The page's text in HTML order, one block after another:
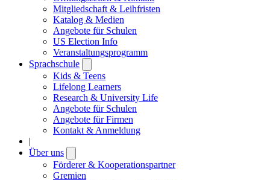
Mitgliedschaft & Leihfristen
Katalog & Medien
Angebote für Schulen
US Election Info
Veranstaltungsprogramm
Sprachschule
submenu
Kids & Teens
Lifelong Learners
Research & University Life
Angebote für Schulen
Angebote für Firmen
Kontakt & Anmeldung
|
Über uns
submenu
Förderer & Kooperationspartner
Gremien